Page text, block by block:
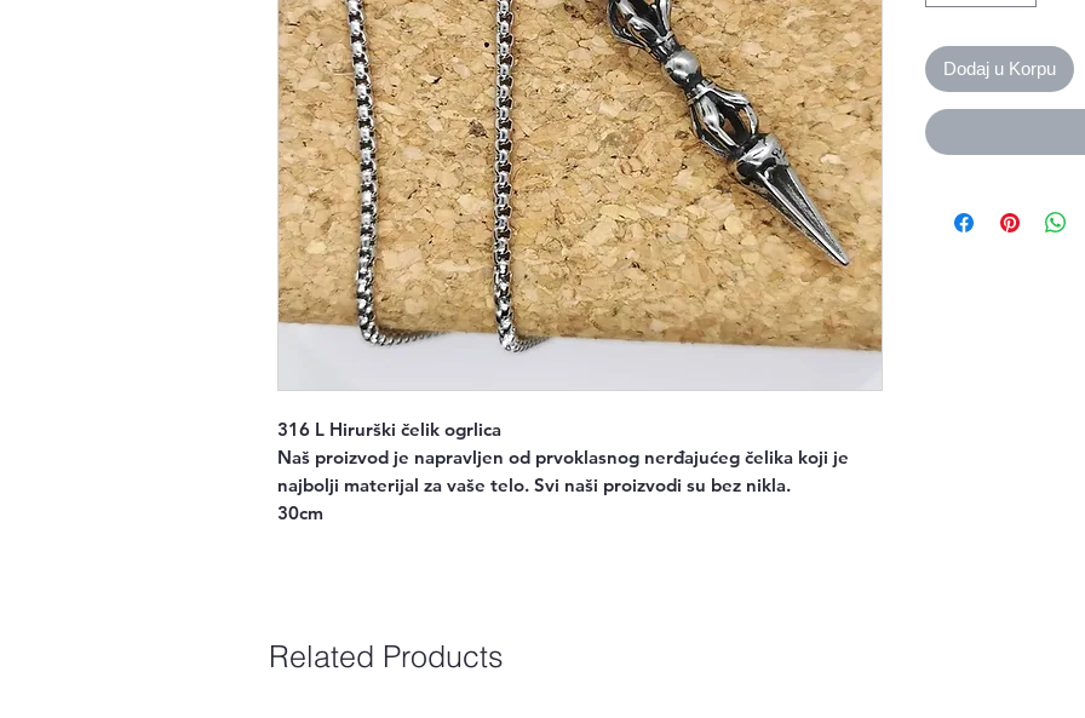
316 L Hirurški čelik ogrlica
Naš proizvod je napravljen od prvoklasnog nerđajućeg čelika koji je
najbolji materijal za vaše telo. Svi naši proizvodi su bez nikla.
30cm
Dodaj u Korpu
Related Products